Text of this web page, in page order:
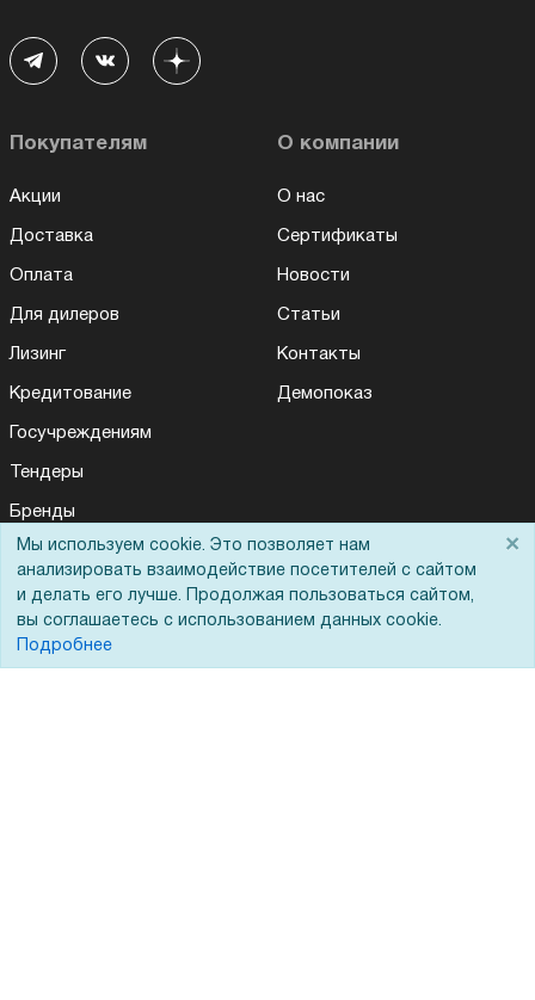
Покупателям
Акции
Доставка
Оплата
Для дилеров
Лизинг
Кредитование
Госучреждениям
Тендеры
Бренды
ЭДО
О компании
О нас
Сертификаты
Новости
Статьи
Контакты
Демопоказ
Помощь
Мы используем cookie. Это позволяет нам
анализировать взаимодействие посетителей с сайтом
и делать его лучше. Продолжая пользоваться сайтом,
вы соглашаетесь с использованием данных cookie.
Подробнее
×